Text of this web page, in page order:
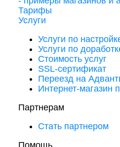
Тарифы
Услуги
Услуги по
Услуги по
Стоимость услуг
SSL-сертификат
Переезд на
Интернет-магазин
Партнерам
Стать партнером
Помощь